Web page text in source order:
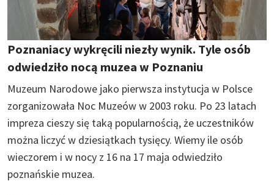
Poznaniacy wykręcili niezły wynik. Tyle osób
odwiedziło nocą muzea w Poznaniu
Muzeum Narodowe jako pierwsza instytucja w Polsce
zorganizowała Noc Muzeów w 2003 roku. Po 23 latach
impreza cieszy się taką popularnością, że uczestników
można liczyć w dziesiątkach tysięcy. Wiemy ile osób
wieczorem i w nocy z 16 na 17 maja odwiedziło
poznańskie muzea.